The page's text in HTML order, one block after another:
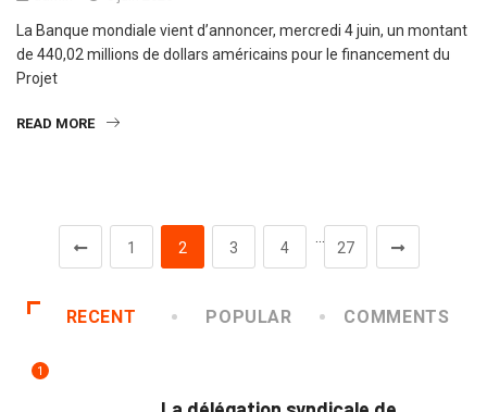
La Banque mondiale vient d’annoncer, mercredi 4 juin, un montant
de 440,02 millions de dollars américains pour le financement du
Projet
READ MORE
1 2 3 4 27
RECENT POPULAR COMMENTS
1